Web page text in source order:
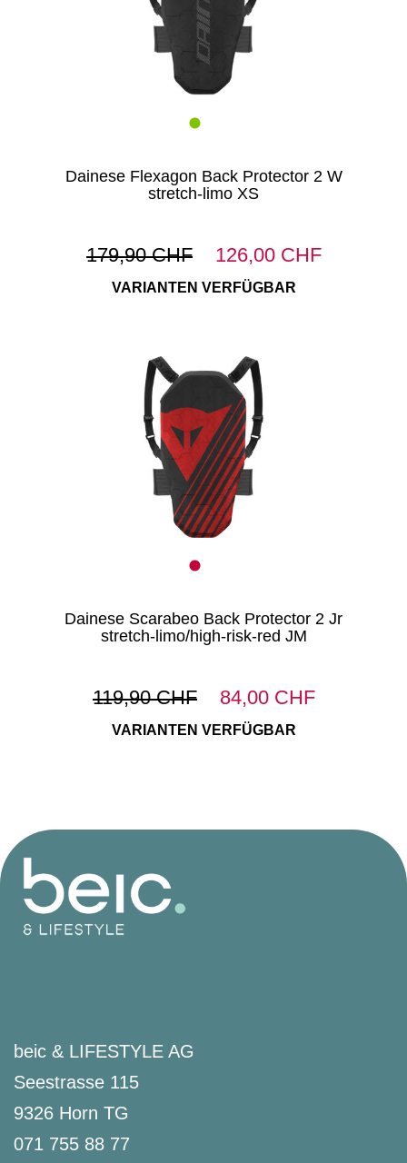
Dainese Flexagon Back Protector 2 W
stretch-limo XS
179,90 CHF 126,00 CHF
VARIANTEN VERFÜGBAR
Dainese Scarabeo Back Protector 2 Jr
stretch-limo/high-risk-red JM
119,90 CHF 84,00 CHF
VARIANTEN VERFÜGBAR
beic & LIFESTYLE AG
Seestrasse 115
9326 Horn TG
071 755 88 77